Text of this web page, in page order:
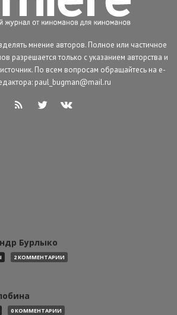
мнение авторов. Полное или частичное
разрешается только с указанием авторства и
По всем вопросам обращайтесь на e-
paul_bugman@mail.ru
Бурлыко
2 КОММЕНТАРИИ
0 КОММЕНТАРИИ